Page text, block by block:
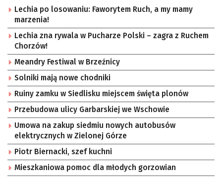
Lechia po losowaniu: Faworytem Ruch, a my mamy
marzenia!
Lechia zna rywala w Pucharze Polski – zagra z Ruchem
Chorzów!
Meandry Festiwal w Brzeźnicy
Solniki mają nowe chodniki
Ruiny zamku w Siedlisku miejscem święta plonów
Przebudowa ulicy Garbarskiej we Wschowie
Umowa na zakup siedmiu nowych autobusów
elektrycznych w Zielonej Górze
Piotr Biernacki, szef kuchni
Mieszkaniowa pomoc dla młodych gorzowian